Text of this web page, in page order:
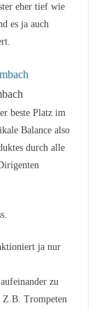
eher tief wie
es ja auch
beste Platz im
Balance also
durch alle
ja nur
zu
Z.B. Trompeten